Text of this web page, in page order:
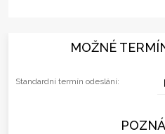
MOŽNÉ
Standardní termín odeslání: